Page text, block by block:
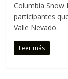
Columbia Snow
participantes
Valle Nevado.
Leer más